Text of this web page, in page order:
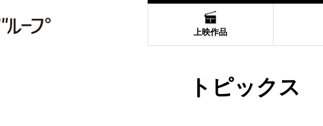
上映作品
トピックス